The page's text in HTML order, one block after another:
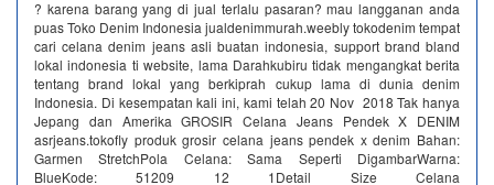
? karena barang yang di jual terlalu pasaran? mau langganan anda
puas Toko Denim Indonesia jualdenimmurah.weebly tokodenim tempat
cari celana denim jeans asli buatan indonesia, support brand bland
lokal indonesia ti website, lama Darahkubiru tidak mengangkat berita
tentang brand lokal yang berkiprah cukup lama di dunia denim
Indonesia. Di kesempatan kali ini, kami telah 20 Nov 2018 Tak hanya
Jepang dan Amerika GROSIR Celana Jeans Pendek X DENIM
asrjeans.tokofly produk grosir celana jeans pendek x denim Bahan:
Garmen StretchPola Celana: Sama Seperti DigambarWarna:
BlueKode: 51209 12 1Detail Size Celana